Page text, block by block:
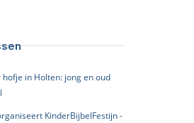
in Holten: jong en oud
KinderBijbelFestijn -